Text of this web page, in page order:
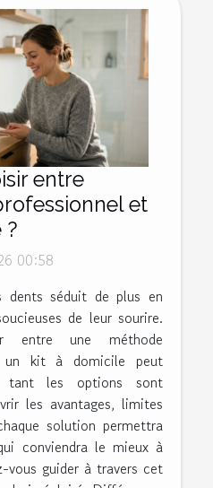
entre
et
?
00:58
dents séduit de plus en
de leur sourire.
entre une méthode
un kit à domicile peut
tant les options sont
les avantages, limites
solution permettra
conviendra le mieux à
vous guider à travers cet